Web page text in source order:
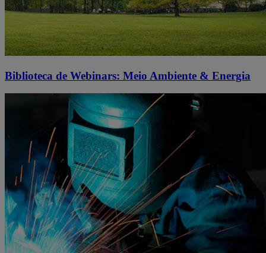
Biblioteca de Webinars: Meio Ambiente & Energia